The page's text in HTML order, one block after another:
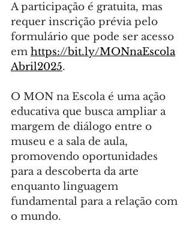
A participação é gratuita, mas
requer inscrição prévia pelo
formulário que pode ser acesso
em https://bit.ly/MONnaEscola
Abril2025.
O MON na Escola é uma ação
educativa que busca ampliar a
margem de diálogo entre o
museu e a sala de aula,
promovendo oportunidades
para a descoberta da arte
enquanto linguagem
fundamental para a relação com
o mundo.